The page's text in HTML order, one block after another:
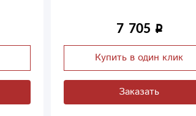
7 705
Купить в один клик
Заказать